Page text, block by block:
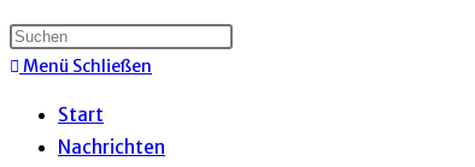
umschalten
Menü Schließen
Start
Nachrichten